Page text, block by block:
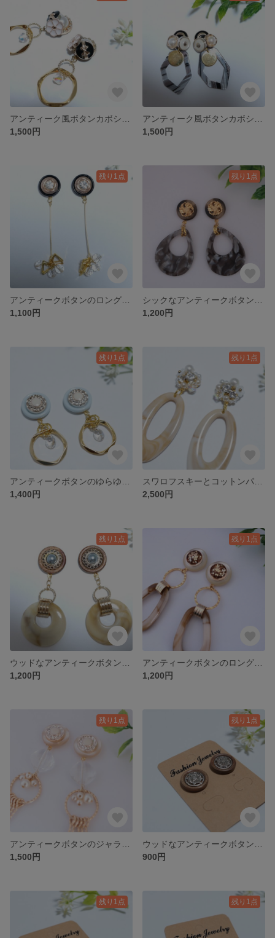
1,500円
1,500円
残り1点
1,100円
残り1点
1,200円
残り1点
1,400円
残り1点
2,500円
残り1点
1,200円
残り1点
1,200円
残り1点
1,500円
残り1点
900円
残り1点 残り1点